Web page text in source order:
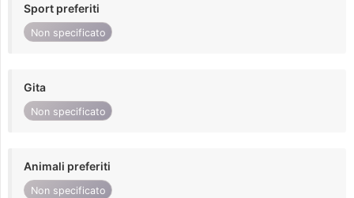
Sport preferiti
Non specificato
Gita
Non specificato
Animali preferiti
Non specificato